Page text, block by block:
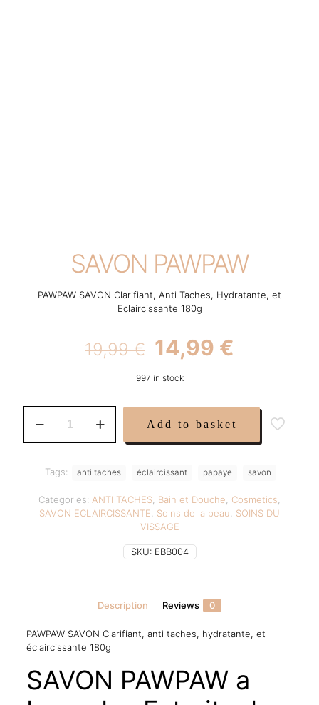
SAVON PAWPAW
PAWPAW SAVON Clarifiant, Anti Taches, Hydratante, et
Eclaircissante 180g
19,99€ Original
price
was:
19,99 €.
14,99 €
14,99 €.
997 in stock
PAWPAW
Add to basket
SKU: EBB004
Categories: ANTI TACHES Bain et Douche Cosmetics
SAVON ECLAIRCISSANTE
Soins de la peau
SOINS DU
VISSAGE
Tags: anti taches éclaircissant papaye savon
Description Reviews 0
PAWPAW SAVON Clarifiant, anti taches, hydratante, et
éclaircissante 180g
SAVON PAWPAW a